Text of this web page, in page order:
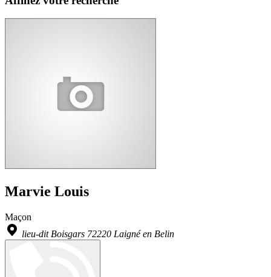
Marvie Louis
Maçon
lieu-dit Boisgars 72220 Laigné en Belin